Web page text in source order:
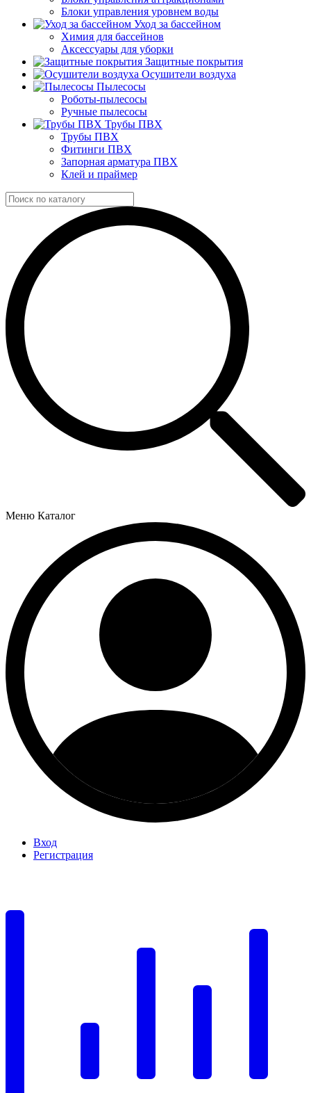
Блоки управления уровнем воды
Уход за бассейном
Химия для бассейнов
Аксессуары для уборки
Защитные покрытия
Осушители воздуха
Пылесосы
Роботы-пылесосы
Ручные пылесосы
Трубы ПВХ
Трубы ПВХ
Фитинги ПВХ
Запорная арматура ПВХ
Клей и праймер
Меню Каталог
Вход
Регистрация